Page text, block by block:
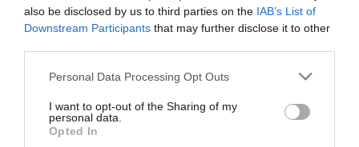
also be disclosed by us to third parties on the IAB’s List of
Downstream Participants that may further disclose it to other
Please note that this website/app uses one or more Google
not limited to your visit or usage behaviour. You may click to
grant or deny consent to Google and its third-party tags to
use your data for below specified purposes in below Google
Personal Data Processing Opt Outs
I want to opt-out of the Sharing of my
personal data.
Opted In
15.07.2026 15:01
Το τρόφιμο που «χτίζει» γερά οστά και